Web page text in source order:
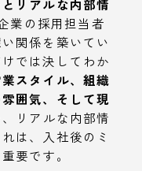
リアルな内部情
業の採用担当者
関係を築いてい
では決してわか
スタイル、組織
囲気、そして現
リアルな内部情
は、入社後のミ
要です。